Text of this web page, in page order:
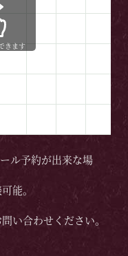
きます
ル予約が出来な場
能。
い合わせください。